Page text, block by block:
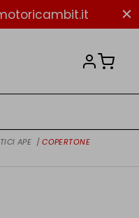
APE /COPERTONE